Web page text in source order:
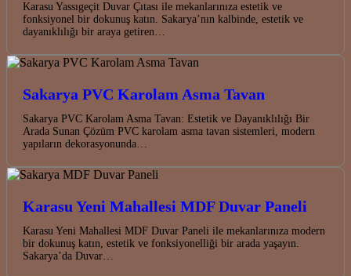
Karasu Yassıgeçit Duvar Çıtası ile mekanlarınıza estetik ve
fonksiyonel bir dokunuş katın. Sakarya’nın kalbinde, estetik ve
dayanıklılığı bir araya getiren…
Sakarya PVC Karolam Asma Tavan
Sakarya PVC Karolam Asma Tavan: Estetik ve Dayanıklılığı Bir
Arada Sunan Çözüm PVC karolam asma tavan sistemleri, modern
yapıların dekorasyonunda…
Karasu Yeni Mahallesi MDF Duvar Paneli
Karasu Yeni Mahallesi MDF Duvar Paneli ile mekanlarınıza modern
bir dokunuş katın, estetik ve fonksiyonelliği bir arada yaşayın.
Sakarya’da Duvar…